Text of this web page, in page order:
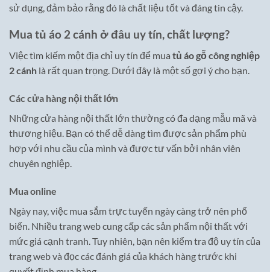
sử dụng, đảm bảo rằng đó là chất liệu tốt và đáng tin cậy.
Mua tủ áo 2 cánh ở đâu uy tín, chất lượng?
Việc tìm kiếm một địa chỉ uy tín để mua tủ áo gỗ công nghiệp
2 cánh là rất quan trọng. Dưới đây là một số gợi ý cho bạn.
Các cửa hàng nội thất lớn
Những cửa hàng nội thất lớn thường có đa dạng mẫu mã và
thương hiệu. Bạn có thể dễ dàng tìm được sản phẩm phù
hợp với nhu cầu của mình và được tư vấn bởi nhân viên
chuyên nghiệp.
Mua online
Ngày nay, việc mua sắm trực tuyến ngày càng trở nên phổ
biến. Nhiều trang web cung cấp các sản phẩm nội thất với
mức giá cạnh tranh. Tuy nhiên, bạn nên kiểm tra độ uy tín của
trang web và đọc các đánh giá của khách hàng trước khi